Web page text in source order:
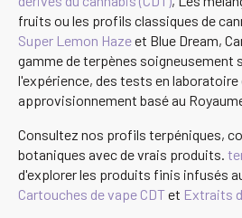
fruits ou les profils classiques de
Super Lemon Hazeet Blue Dream,
gamme de terpènes soigneusement
l'expérience, des tests en laboratoire
approvisionnement basé au
Consultez nos profils terpéniques,
botaniques avec de vrais produits.
d'explorer les produits finis infusés
Cartouches de vape CDTet Extraits